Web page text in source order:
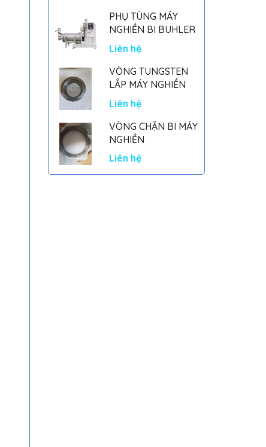
PHỤ TÙNG MÁY
NGHIỀN BI BUHLER
Liên hệ
VÒNG TUNGSTEN
LẮP MÁY NGHIỀN
Liên hệ
VÒNG CHẶN BI MÁY
NGHIỀN
Liên hệ